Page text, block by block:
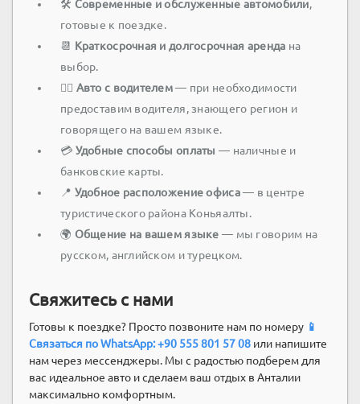
🛠️ Современные и обслуженные автомобили,
готовые к поездке.
📆 Краткосрочная и долгосрочная аренда на
выбор.
🧑‍✈️ Авто с водителем— при необходимости
предоставим водителя, знающего регион и
говорящего на вашем языке.
💳 Удобные способы оплаты — наличные и
банковские карты.
📍 Удобное расположение офиса— в центре
туристического района Коньяалты.
🌍 Общение на вашем языке — мы говорим на
русском, английском и турецком.
Свяжитесь с нами
Готовы к поездке? Просто позвоните нам по номеру 📱
Связаться по WhatsApp: +90 555 801 57 08 или напишите
нам через мессенджеры. Мы с радостью подберем для
вас идеальное авто и сделаем ваш отдых в Анталии
максимально комфортным.